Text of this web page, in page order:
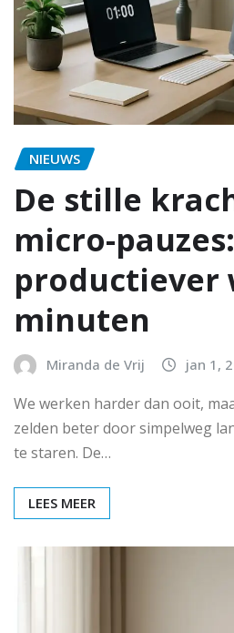
NIEUWS
De stille
micro-pauzes:
productiever
minuten
Miranda de Vrij jan 1,
We werken harder dan ooit,
zelden beter door simpelweg
te staren. De…
LEES MEER